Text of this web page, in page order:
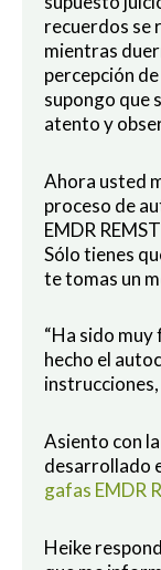
recuerdos se
mientras
percepción
supongo que
atento y
Ahora usted
proceso de
EMDR
Sólo tienes
te tomas un
“Ha sido
hecho el
instrucciones,
Asiento con la
desarrollado
gafas EMDR
Heike